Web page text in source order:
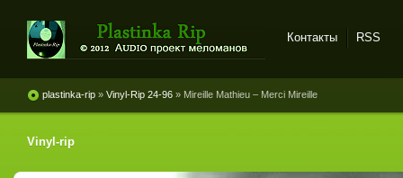
винила и магнитоальбомов
Контакты RSS
plastinka-rip » Vinyl-Rip 24-96 » Mireille Mathieu ‎– Merci Mireille
Vinyl-rip